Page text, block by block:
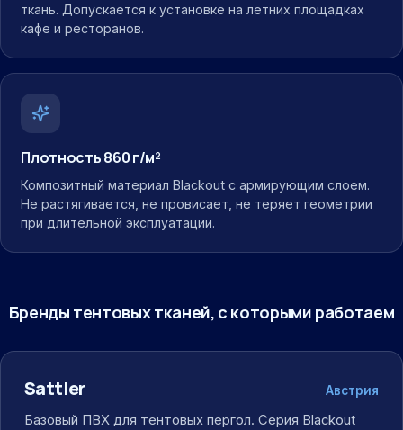
ткань. Допускается к установке на летних площадках
кафе и ресторанов.
Плотность 860 г/м²
Композитный материал Blackout с армирующим слоем.
Не растягивается, не провисает, не теряет геометрии
при длительной эксплуатации.
Бренды тентовых тканей, с которыми работаем
Sattler Австрия
Базовый ПВХ для тентовых пергол. Серия Blackout